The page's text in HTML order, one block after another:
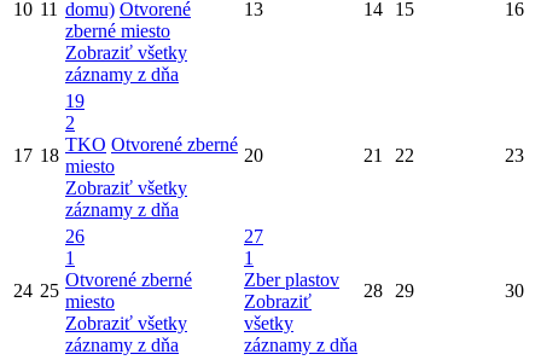
10 11 domu) Otvorené
zberné miesto
Zobraziť všetky
záznamy z dňa
13 14 15 16
17 18
19
2
TKO Otvorené zberné
miesto
Zobraziť všetky
záznamy z dňa
20 21 22 23
24 25
26
1
Otvorené zberné
miesto
Zobraziť všetky
záznamy z dňa
27
1
Zber plastov
Zobraziť
všetky
záznamy z dňa
28 29 30